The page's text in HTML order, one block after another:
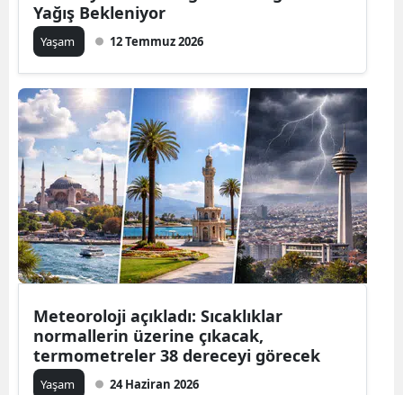
Yağış Bekleniyor
Yaşam 12 Temmuz 2026
Meteoroloji açıkladı: Sıcaklıklar
normallerin üzerine çıkacak,
termometreler 38 dereceyi görecek
Yaşam 24 Haziran 2026